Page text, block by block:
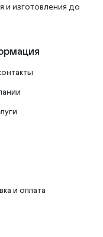
и изготовления до
и оплата